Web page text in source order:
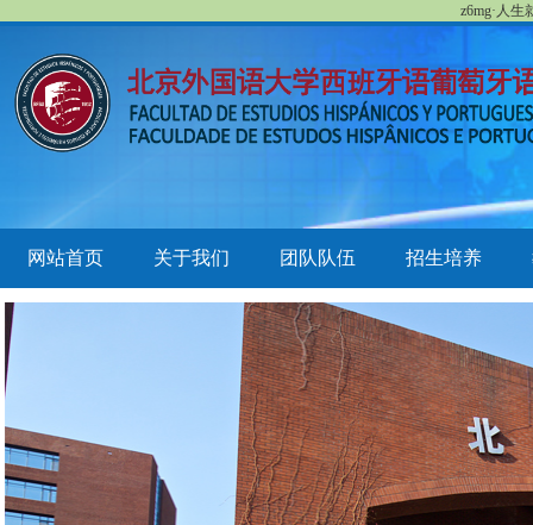
z6mg·人
网站首页 关于我们 团队队伍 招生培养